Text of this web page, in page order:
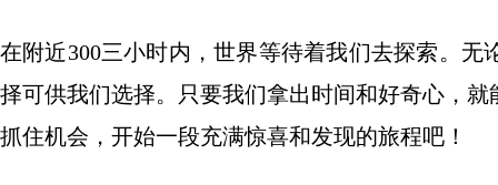
在附近300三小时内，世界等待着我们去探索。
择可供我们选择。只要我们拿出时间和好奇心，
抓住机会，开始一段充满惊喜和发现的旅程吧！